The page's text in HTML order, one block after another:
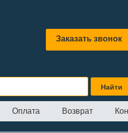
Заказать звонок
Оплата Возврат